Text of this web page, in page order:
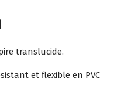
translucide.
et flexible en PVC